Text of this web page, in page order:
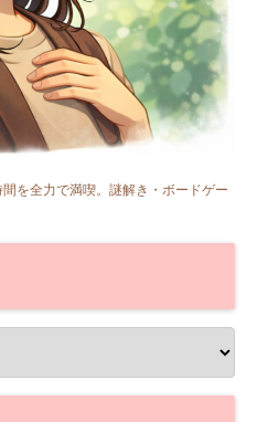
を全力で満喫。謎解き・ボードゲー